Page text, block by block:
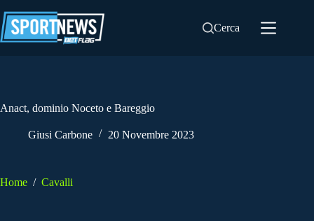
al
contenuto
Cerca
Anact, dominio Noceto e Bareggio
Giusi Carbone 20 Novembre 2023
Home / Cavalli